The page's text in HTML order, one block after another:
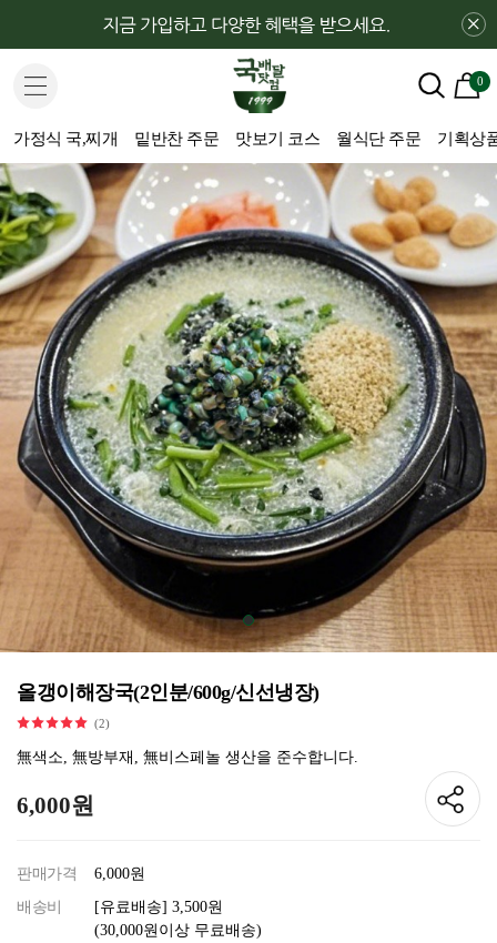
×
0
가정식 국,찌개 밑반찬 주문 맛보기 코스 월식단 주문 기획상
올갱이해장국(2인분/600g/신선냉장)
(2)
無색소, 無방부재, 無비스페놀 생산을 준수합니다.
6,000원
판매가격
6,000원
배송비
[유료배송] 3,500원
(30,000원이상 무료배송)